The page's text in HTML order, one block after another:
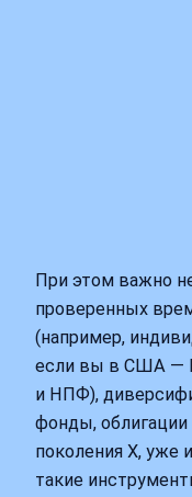
При этом важно
проверенных
(например,
если вы в США —
и НПФ),
фонды,
поколения X,
такие